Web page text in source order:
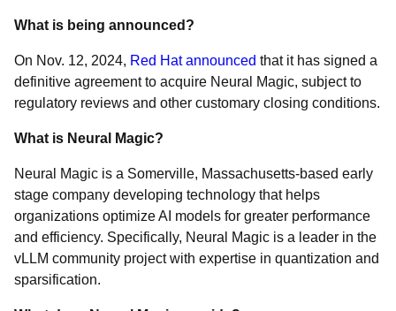
What is being announced?
On Nov. 12, 2024, Red Hat announced that it has signed a
definitive agreement to acquire Neural Magic, subject to
regulatory reviews and other customary closing conditions.
What is Neural Magic?
Neural Magic is a Somerville, Massachusetts-based early
stage company developing technology that helps
organizations optimize AI models for greater performance
and efficiency. Specifically, Neural Magic is a leader in the
vLLM community project with expertise in quantization and
sparsification.